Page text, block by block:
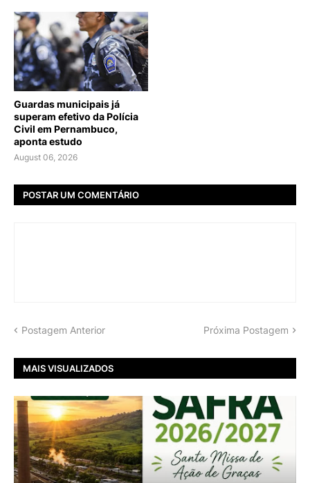
Guardas municipais já
superam efetivo da Polícia
Civil em Pernambuco,
aponta estudo
August 06, 2026
POSTAR UM COMENTÁRIO
Postagem Anterior Próxima Postagem
MAIS VISUALIZADOS